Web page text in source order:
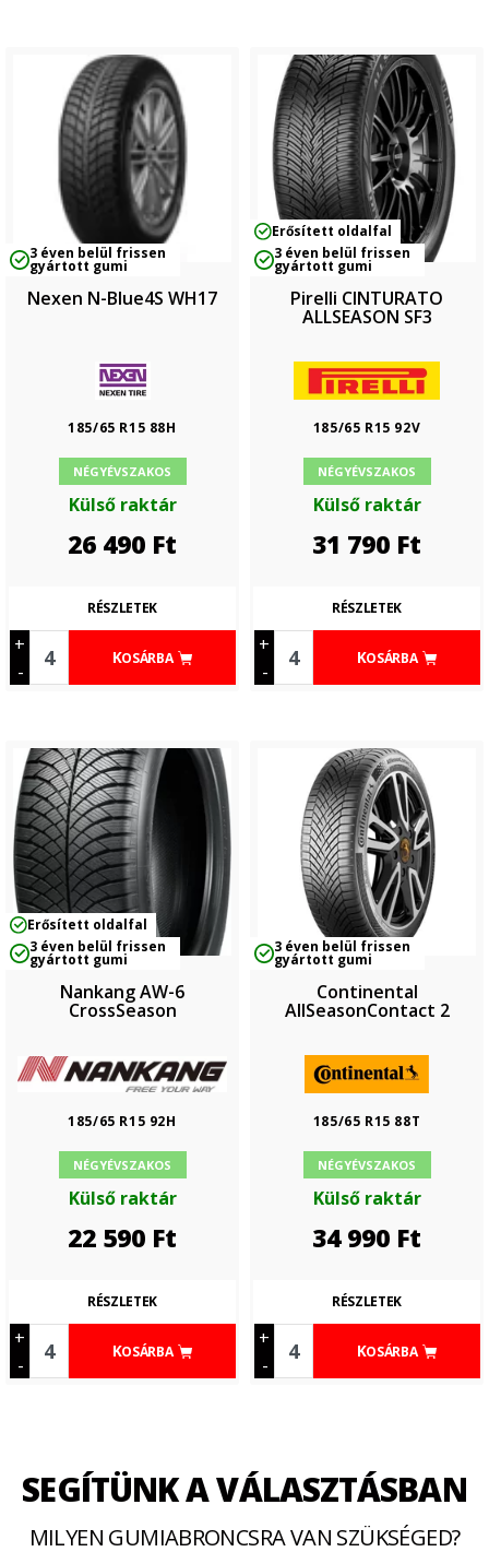
3 éven belül frissen
gyártott gumi
Nexen N-Blue4S WH17
185/65 R15 88H
NÉGYÉVSZAKOS
Külső raktár
26 490 Ft
+
-
KOSÁRBA
RÉSZLETEK
Erősített oldalfal
3 éven belül frissen
gyártott gumi
Pirelli CINTURATO
ALLSEASON SF3
185/65 R15 92V
NÉGYÉVSZAKOS
Külső raktár
31 790 Ft
+
-
KOSÁRBA
RÉSZLETEK
Erősített oldalfal
3 éven belül frissen
gyártott gumi
Nankang AW-6
CrossSeason
185/65 R15 92H
NÉGYÉVSZAKOS
Külső raktár
22 590 Ft
+
-
KOSÁRBA
RÉSZLETEK
3 éven belül frissen
gyártott gumi
Continental
AllSeasonContact 2
185/65 R15 88T
NÉGYÉVSZAKOS
Külső raktár
34 990 Ft
+
-
KOSÁRBA
RÉSZLETEK
SEGÍTÜNK A VÁLASZTÁSBAN
MILYEN GUMIABRONCSRA VAN SZÜKSÉGED?